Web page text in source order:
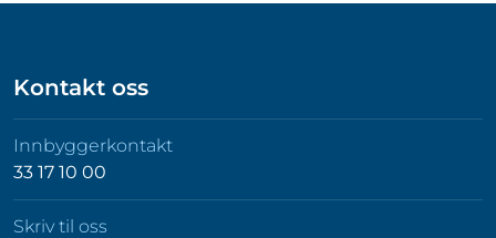
Kontakt oss
Innbyggerkontakt
33 17 10 00
Skriv til oss